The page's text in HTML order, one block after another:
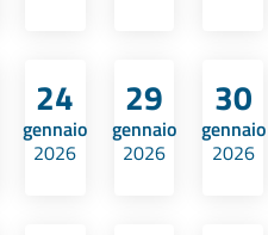
24
gennaio
2026
29
gennaio
2026
30
gennaio
2026